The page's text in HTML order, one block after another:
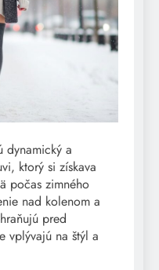
dynamický a
ktorý si získava
počas zimného
nad kolenom a
pred
vplývajú na štýl a